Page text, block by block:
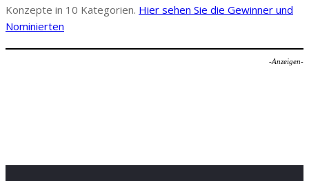
Konzepte in 10 Kategorien. Hier sehen Sie die Gewinner und
Nominierten
-Anzeigen-